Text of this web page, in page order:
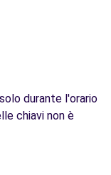
durante l'orario
chiavi non è